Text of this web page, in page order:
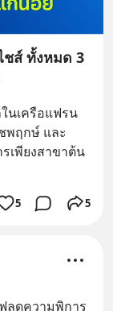
ส์ ทั้งหมด 3
นเครือแฟรน
พฤกษ์ และ
เพียงสาขาต้น
5 5
ลดความพิการ